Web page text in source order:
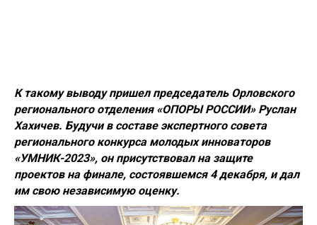
К такому выводу пришел председатель Орловского
регионального отделения «ОПОРЫ РОССИИ» Руслан
Хахичев. Будучи в составе экспертного совета
регионального конкурса молодых инноваторов
«УМНИК-2023», он присутствовал на защите
проектов на финале, состоявшемся 4 декабря, и дал
им свою независимую оценку.